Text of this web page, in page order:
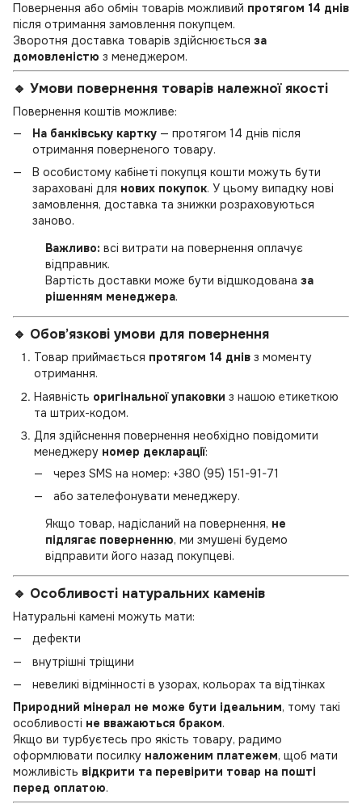
Повернення або обмін товарів можливий протягом 14 днів
після отримання замовлення покупцем.
Зворотня доставка товарів здійснюється за
домовленістю з менеджером.
🔹 Умови повернення товарів належної якості
Повернення коштів можливе:
На банківську картку — протягом 14 днів після
отримання поверненого товару.
В особистому кабінеті покупця кошти можуть бути
зараховані для нових покупок. У цьому випадку нові
замовлення, доставка та знижки розраховуються
заново.
Важливо: всі витрати на повернення оплачує
відправник.
Вартість доставки може бути відшкодована за
рішенням менеджера.
🔹 Обов’язкові умови для повернення
Товар приймається протягом 14 днів з моменту
отримання.
Наявність оригінальної упаковки з нашою етикеткою
та штрих-кодом.
Для здійснення повернення необхідно повідомити
менеджеру номер декларації:
через SMS на номер: +380 (95) 151-91-71
або зателефонувати менеджеру.
Якщо товар, надісланий на повернення, не
підлягає поверненню, ми змушені будемо
відправити його назад покупцеві.
🔹 Особливості натуральних каменів
Натуральні камені можуть мати:
дефекти
внутрішні тріщини
невеликі відмінності в узорах, кольорах та відтінках
Природний мінерал не може бути ідеальним, тому такі
особливості не вважаються браком.
Якщо ви турбуєтесь про якість товару, радимо
оформлювати посилку наложеним платежем, щоб мати
можливість відкрити та перевірити товар на пошті
перед оплатою.